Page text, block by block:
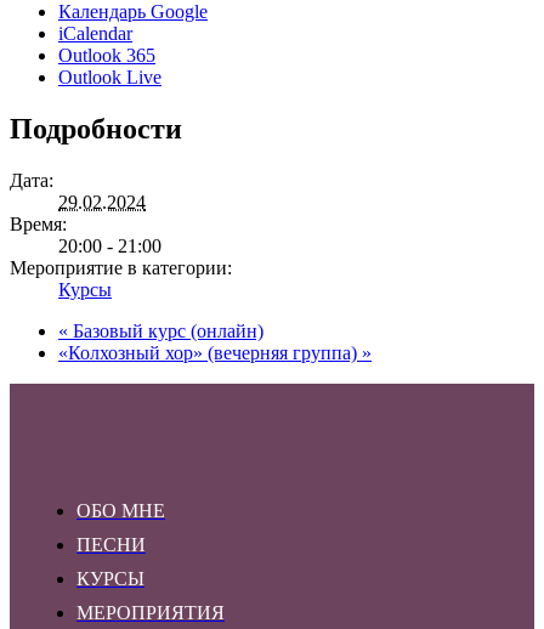
Календарь Google
iCalendar
Outlook 365
Outlook Live
Подробности
Дата:
29.02.2024
Время:
20:00 - 21:00
Мероприятие в категории:
Курсы
« Базовый курс (онлайн)
«Колхозный хор» (вечерняя группа) »
ОБО МНЕ
ПЕСНИ
КУРСЫ
МЕРОПРИЯТИЯ